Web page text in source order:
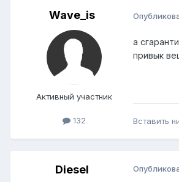
Wave_is
Активный участник
132
а
привык
Вставить
Diesel